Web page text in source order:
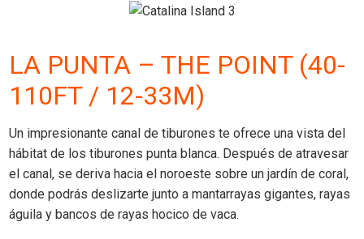
LA PUNTA – THE POINT (40-
110FT / 12-33M)
Un impresionante canal de tiburones te ofrece una vista del
hábitat de los tiburones punta blanca. Después de atravesar
el canal, se deriva hacia el noroeste sobre un jardín de coral,
donde podrás deslizarte junto a mantarrayas gigantes, rayas
águila y bancos de rayas hocico de vaca.